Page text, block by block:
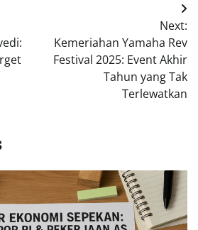
Next:
Kemeriahan Yamaha Rev
Festival 2025: Event Akhir
Tahun yang Tak
Terlewatkan